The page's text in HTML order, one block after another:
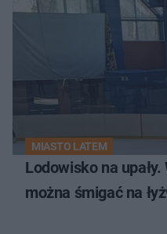
MIASTO LATEM
Lodowisko na
można śmigać na